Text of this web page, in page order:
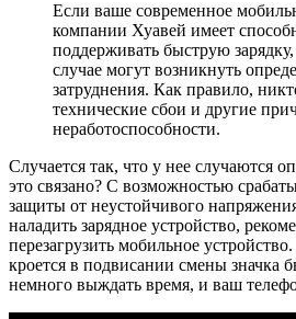
Если ваше современное
компании Хуавей имеет
поддерживать быструю
случае могут возникнуть
затруднения. Как правило,
технические сбои и другие
неработоспособности.
Случается так, что у нее случаются
это связано? С возможностью
защиты от неустойчивого
наладить зарядное устройство,
перезагрузить мобильное
кроется в подвисании смены значка
немного выждать время, и ваш